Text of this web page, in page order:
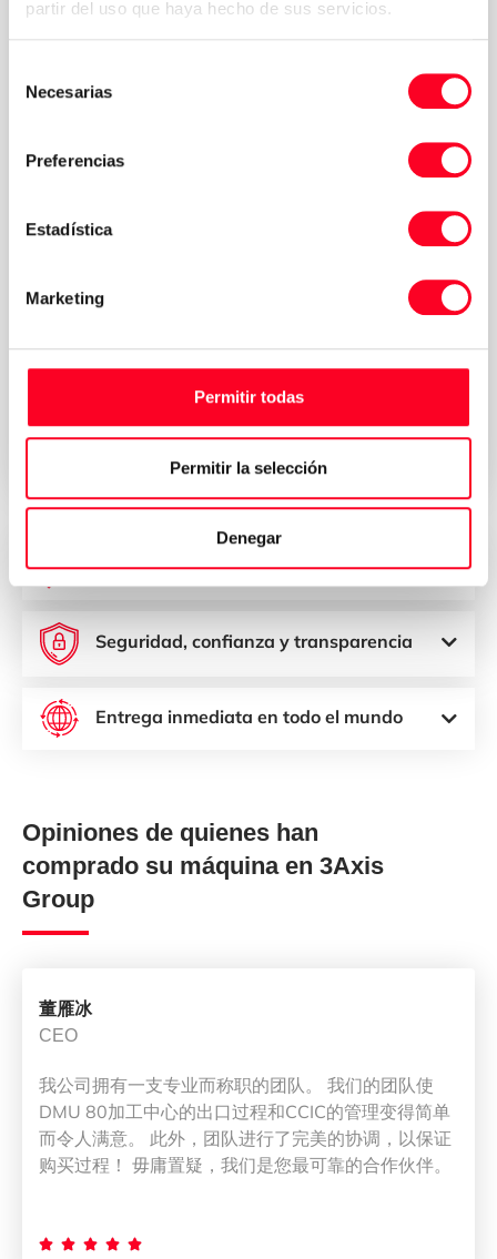
partir del uso que haya hecho de sus servicios.
Necesarias
Preferencias
Estadística
Marketing
Permitir todas
Permitir la selección
Denegar
Acepto los términos y condiciones de laPolítica de
Solicitar presupuesto
Precios atractivos
Seguridad, confianza y transparencia
Entrega inmediata en todo el mundo
Opiniones de quienes han
comprado su máquina en 3Axis
Group
董雁冰
CEO
我公司拥有一支专业而称职的团队。 我们的团队使
DMU 80加工中心的出口过程和CCIC的管理变得简单
而令人满意。 此外，团队进行了完美的协调，以保证
购买过程！ 毋庸置疑，我们是您最可靠的合作伙伴。
    